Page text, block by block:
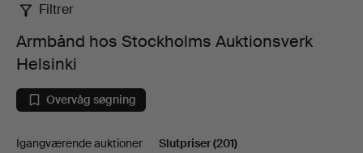
Armbånd
hos
Stockholms
Auktionsverk
Filtrer
Armbånd hos Stockholms Auktionsverk
Helsinki
Overvåg søgning
Igangværende auktioner Slutpriser(201)